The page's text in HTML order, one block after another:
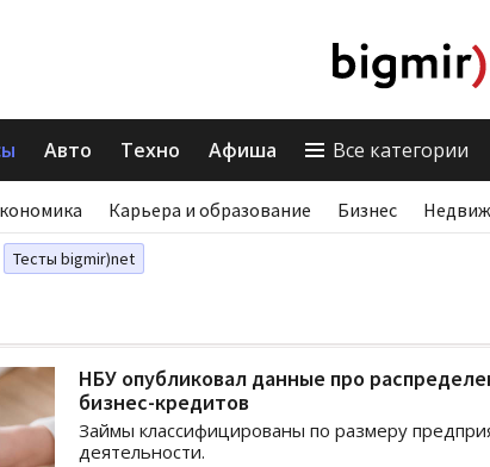
Авто Техно Афиша Все категории
Карьера и образование Бизнес
Тесты bigmir)net
НБУ опубликовал данные про
бизнес-кредитов
Займы классифицированы по размеру
деятельности.